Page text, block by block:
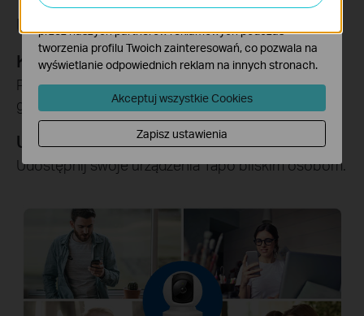
Udostępnianie Tapo
Klipy wideo
Pokaż ciekawe nagrania swojej rodzinie lub
gościom.
Urządzenia Tapo
Udostępnij swoje urządzenia Tapo bliskim osobom.
przez naszych partnerów reklamowych podczas
tworzenia profilu Twoich zainteresowań, co pozwala na
wyświetlanie odpowiednich reklam na innych stronach.
Akceptuj wszystkie Cookies
Zapisz ustawienia